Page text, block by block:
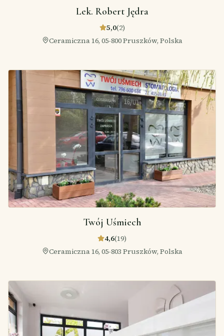
Lek. Robert Jędra
5,0(2)
Ceramiczna 16, 05-800 Pruszków, Polska
Twój Uśmiech
4,6(19)
Ceramiczna 16, 05-803 Pruszków, Polska